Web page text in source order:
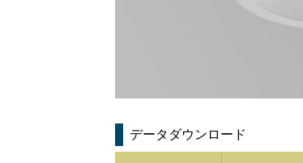
データダウンロード